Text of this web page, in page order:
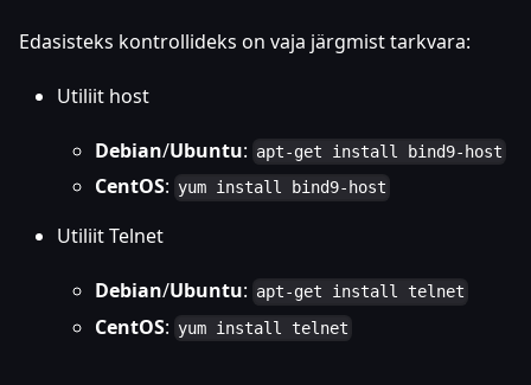
Edasisteks kontrollideks on vaja järgmist tarkvara:
Utiliit host
Debian/Ubuntu: apt-get install bind9-host
CentOS: yum install bind9-host
Utiliit Telnet
Debian/Ubuntu: apt-get install telnet
CentOS: yum install telnet